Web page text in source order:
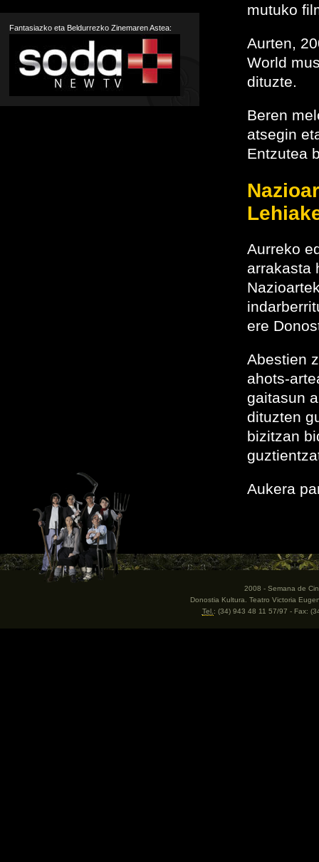
Fantasiazko eta Beldurrezko Zinemaren Astea:
mutuko
Aurten,
World
dituzte.
Beren
atsegin
Entzutea
Aurreko
arrakasta
ere
Abestien
ahots-
gaitasun
dituzten
bizitzan
Aukera
2008 - Semana de
Donostia Kultura. Teatro Victoria
Tel. : (34) 943 48 11 57/97 - Fax: